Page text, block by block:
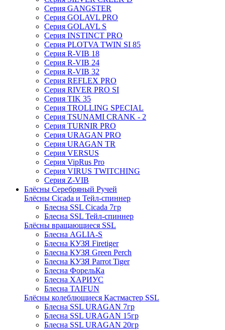
Серия GANGSTER
Серия GOLAVL PRO
Серия GOLAVL S
Серия INSTINCT PRO
Серия PLOTVA TWIN SI 85
Серия R-VIB 18
Серия R-VIB 24
Серия R-VIB 32
Серия REFLEX PRO
Серия RIVER PRO SI
Серия TIK 35
Серия TROLLING SPECIAL
Серия TSUNAMI CRANK - 2
Серия TURNIR PRO
Серия URAGAN PRO
Серия URAGAN TR
Серия VERSUS
Серия VipRus Pro
Серия VIRUS TWITCHING
Серия Z-VIB
Блёсны Серебряный Ручей
Блёсны Cicada и Тейл-спиннер
Блесна SSL Cicada 7гр
Блесна SSL Тейл-спиннер
Блёсны вращающиеся SSL
Блесна AGLIA-S
Блесна КУЗЯ Firetiger
Блесна КУЗЯ Green Perch
Блесна КУЗЯ Parrot Tiger
Блесна ФорельКа
Блесна ХАРИУС
Блесна TAIFUN
Блёсны колеблющиеся Кастмастер SSL
Блесна SSL URAGAN 7гр
Блесна SSL URAGAN 15гр
Блесна SSL URAGAN 20гр